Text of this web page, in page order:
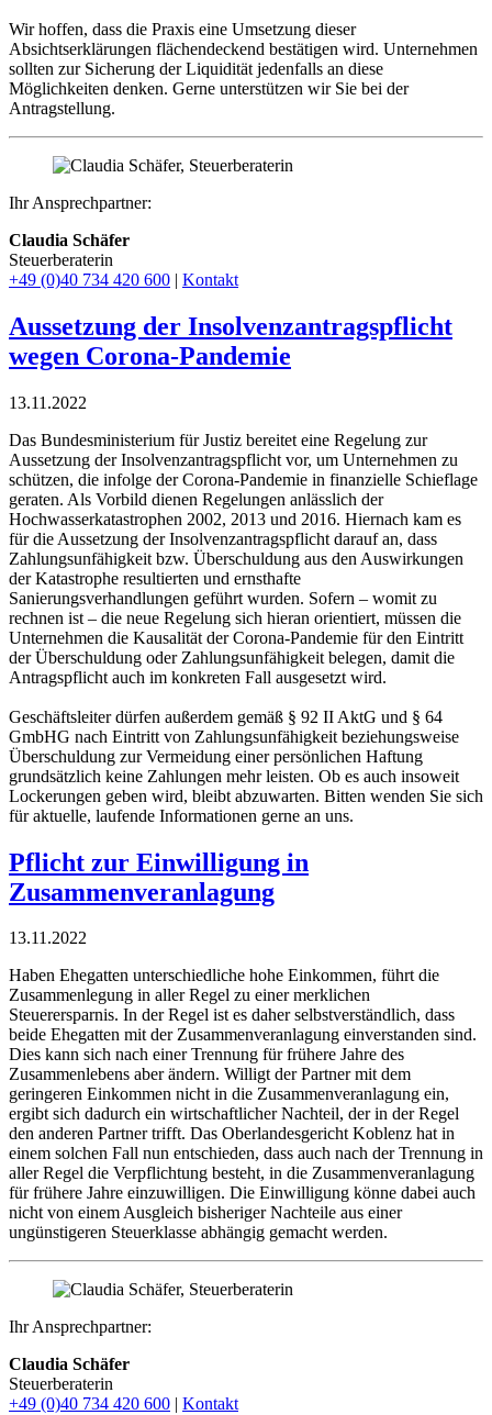
Wir hoffen, dass die Praxis eine Umsetzung dieser
Absichtserklärungen flächendeckend bestätigen wird. Unternehmen
sollten zur Sicherung der Liquidität jedenfalls an diese
Möglichkeiten denken. Gerne unterstützen wir Sie bei der
Antragstellung.
Ihr Ansprechpartner:
Claudia Schäfer
Steuerberaterin
+49 (0)40 734 420 600 | Kontakt
Aussetzung der Insolvenzantragspflicht
wegen Corona-Pandemie
13.11.2022
Das Bundesministerium für Justiz bereitet eine Regelung zur
Aussetzung der Insolvenzantragspflicht vor, um Unternehmen zu
schützen, die infolge der Corona-Pandemie in finanzielle Schieflage
geraten. Als Vorbild dienen Regelungen anlässlich der
Hochwasserkatastrophen 2002, 2013 und 2016. Hiernach kam es
für die Aussetzung der Insolvenzantragspflicht darauf an, dass
Zahlungsunfähigkeit bzw. Überschuldung aus den Auswirkungen
der Katastrophe resultierten und ernsthafte
Sanierungsverhandlungen geführt wurden. Sofern – womit zu
rechnen ist – die neue Regelung sich hieran orientiert, müssen die
Unternehmen die Kausalität der Corona-Pandemie für den Eintritt
der Überschuldung oder Zahlungsunfähigkeit belegen, damit die
Antragspflicht auch im konkreten Fall ausgesetzt wird.
Geschäftsleiter dürfen außerdem gemäß § 92 II AktG und § 64
GmbHG nach Eintritt von Zahlungsunfähigkeit beziehungsweise
Überschuldung zur Vermeidung einer persönlichen Haftung
grundsätzlich keine Zahlungen mehr leisten. Ob es auch insoweit
Lockerungen geben wird, bleibt abzuwarten. Bitten wenden Sie sich
für aktuelle, laufende Informationen gerne an uns.
Pflicht zur Einwilligung in
Zusammenveranlagung
13.11.2022
Haben Ehegatten unterschiedliche hohe Einkommen, führt die
Zusammenlegung in aller Regel zu einer merklichen
Steuerersparnis. In der Regel ist es daher selbstverständlich, dass
beide Ehegatten mit der Zusammenveranlagung einverstanden sind.
Dies kann sich nach einer Trennung für frühere Jahre des
Zusammenlebens aber ändern. Willigt der Partner mit dem
geringeren Einkommen nicht in die Zusammenveranlagung ein,
ergibt sich dadurch ein wirtschaftlicher Nachteil, der in der Regel
den anderen Partner trifft. Das Oberlandesgericht Koblenz hat in
einem solchen Fall nun entschieden, dass auch nach der Trennung in
aller Regel die Verpflichtung besteht, in die Zusammenveranlagung
für frühere Jahre einzuwilligen. Die Einwilligung könne dabei auch
nicht von einem Ausgleich bisheriger Nachteile aus einer
ungünstigeren Steuerklasse abhängig gemacht werden.
Ihr Ansprechpartner:
Claudia Schäfer
Steuerberaterin
+49 (0)40 734 420 600
Kontakt